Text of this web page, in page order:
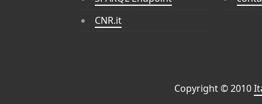
CNR.it
Copyright © 2010